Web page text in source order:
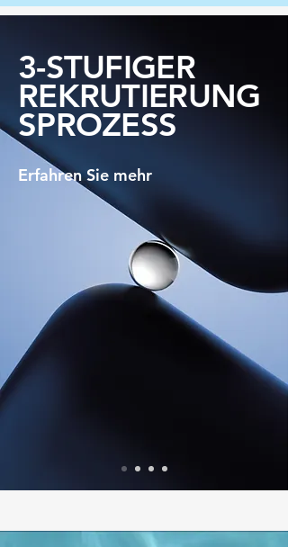
3-STUFIGER
REKRUTIERUNG
SPROZESS
Erfahren Sie mehr